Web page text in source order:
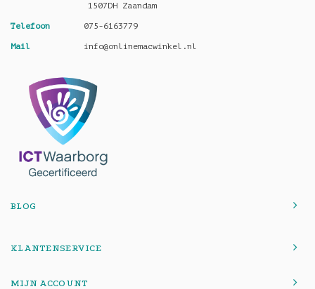
1507DH Zaandam
Telefoon 075-6163779
Mail info@onlinemacwinkel.nl
BLOG
KLANTENSERVICE
MIJN ACCOUNT